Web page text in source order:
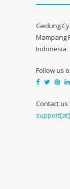
Gedung
Mampang
Indonesia
Follow us
Contact us